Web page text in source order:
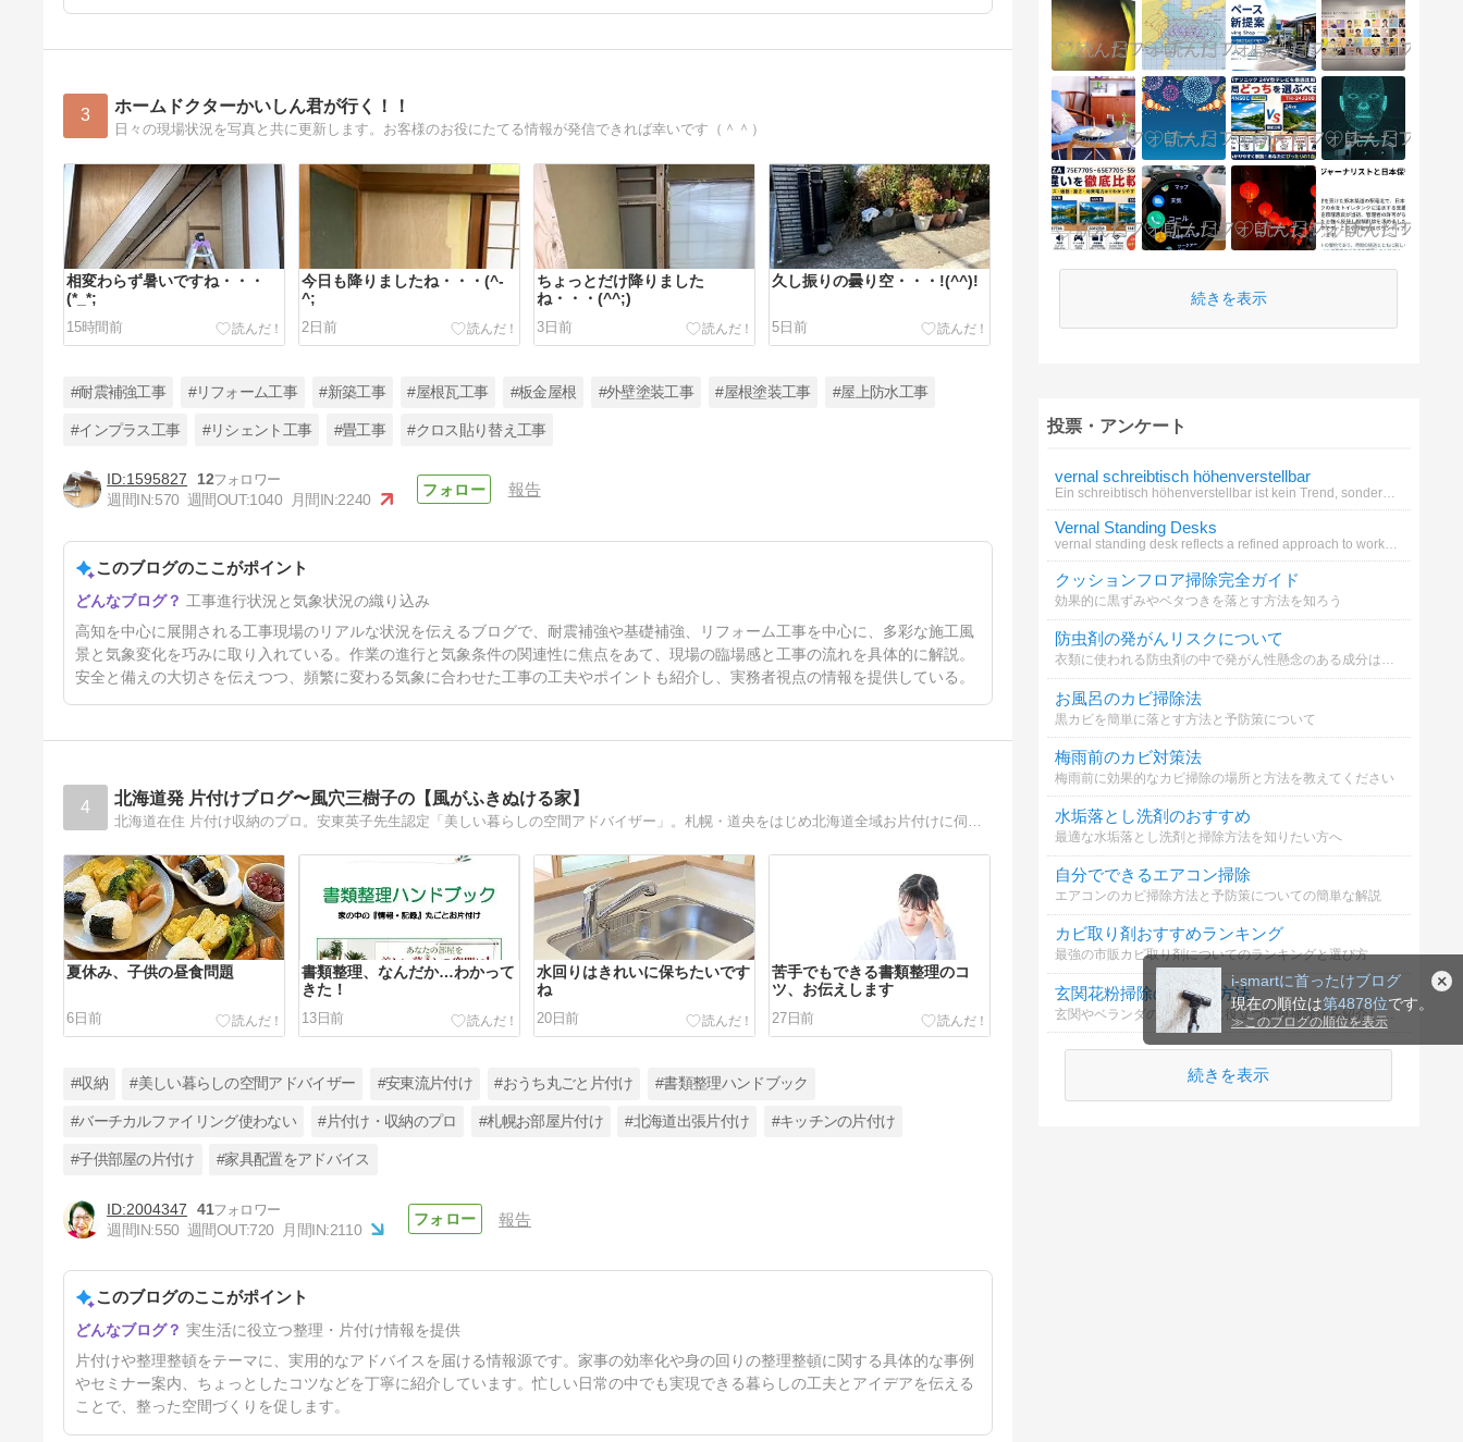
i-smartに首ったけブログ
現在の順位は第4878位です。
≫このブログの順位を表示
3 ホームドクターかいしん君が行く！！
日々の現場状況を写真と共に更新します。お客様のお役にたてる情報が発信できれば幸いです（＾＾）
相変わらず暑いですね・・・
(*_*;
15時間前
今日も降りましたね・・・(^-
^;
2日前
ちょっとだけ降りました
ね・・・(^^;)
3日前
久し振りの曇り空・・・!(^^)!
5日前
７月も今日で終わりです
ね・・・(^^;)
#耐震補強工事 #リフォーム工事 #新築工事 #屋根瓦工事 #板金屋根 #外壁塗装工事 #屋根塗装工事 #屋上防水工事
#インプラス工事 #リシェント工事 #畳工事 #クロス貼り替え工事
1595827
12
週間IN:570 週間OUT:1040 月間IN:2240
報告
このブログのここがポイント
工事進行状況と気象状況の織り込み
高知を中心に展開される工事現場のリアルな状況を伝えるブログで、耐震補強や基礎補強、リフォーム工事を中心に、多彩な施工風
景と気象変化を巧みに取り入れている。作業の進行と気象条件の関連性に焦点をあて、現場の臨場感と工事の流れを具体的に解説。
安全と備えの大切さを伝えつつ、頻繁に変わる気象に合わせた工事の工夫やポイントも紹介し、実務者視点の情報を提供している。
4 北海道発 片付けブログ〜風穴三樹子の【風がふきぬける家】
夏休み、子供の昼食問題
6日前
書類整理、なんだか…わかって
きた！
13日前
水回りはきれいに保ちたいです
ね
20日前
苦手でもできる書類整理のコ
ツ、お伝えします
27日前
Zoomセミナー
34日前
#収納 #美しい暮らしの空間アドバイザー #安東流片付け #おうち丸ごと片付け #書類整理ハンドブック
#バーチカルファイリング使わない #片付け・収納のプロ #札幌お部屋片付け #北海道出張片付け #キッチンの片付け
#子供部屋の片付け #家具配置をアドバイス
2004347
41
週間IN:550 週間OUT:720 月間IN:2110
報告
このブログのここがポイント
実生活に役立つ整理・片付け情報を提供
片付けや整理整頓をテーマに、実用的なアドバイスを届ける情報源です。家事の効率化や身の回りの整理整頓に関する具体的な事例
やセミナー案内、ちょっとしたコツなどを丁寧に紹介しています。忙しい日常の中でも実現できる暮らしの工夫とアイデアを伝える
ことで、整った空間づくりを促します。
続きを表示
投票・アンケート
vernal schreibtisch höhenverstellbar
Ein schreibtisch höhenverstellbar ist kein Trend, sondern eine Notwendigkeit für alle, die ihren Körper nicht länger ign
Vernal Standing Desks
vernal standing desk reflects a refined approach to workspace design.
クッションフロア掃除完全ガイド
効果的に黒ずみやベタつきを落とす方法を知ろう
防虫剤の発がんリスクについて
衣類に使われる防虫剤の中で発がん性懸念のある成分はどれ？
お風呂のカビ掃除法
黒カビを簡単に落とす方法と予防策について
梅雨前のカビ対策法
梅雨前に効果的なカビ掃除の場所と方法を教えてください
水垢落とし洗剤のおすすめ
最適な水垢落とし洗剤と掃除方法を知りたい方へ
自分でできるエアコン掃除
エアコンのカビ掃除方法と予防策についての簡単な解説
カビ取り剤おすすめランキング
最強の市販カビ取り剤についてのランキングと選び方
玄関花粉掃除の最適な方法
玄関やベランダの花粉除去に役立つ簡単掃除法を紹介します。
続きを表示